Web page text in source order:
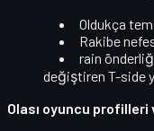
Oldukça
Rakibe
rain
değiştiren T-side
Olası oyuncu profilleri